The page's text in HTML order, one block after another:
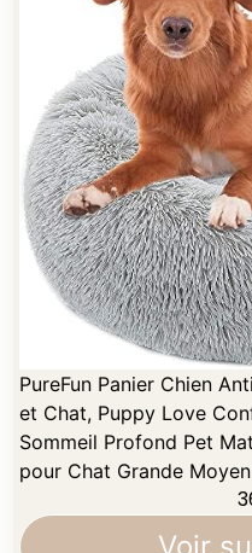
PureFun Panier Chien
et Chat, Puppy Love
Sommeil Profond Pet
pour Chat Grande